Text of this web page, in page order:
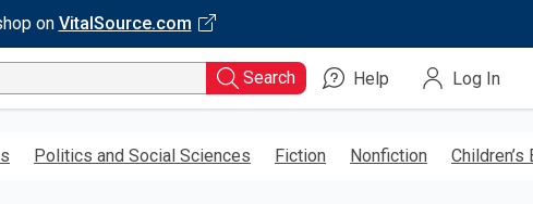
on VitalSource.com
Search Help Log In
Politics and Social Sciences Fiction Nonfiction Children’s